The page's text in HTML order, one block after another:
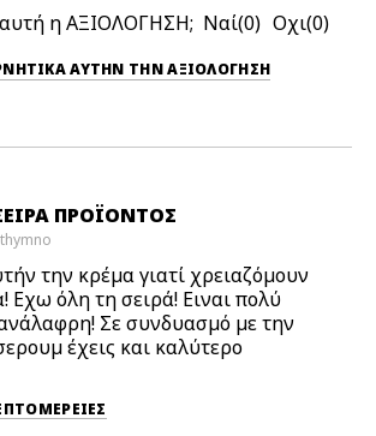
η ΑΞΙΟΛΟΓΗΣΗ; 0 0
ΕΠΙΣΗΜΆΝΕΤΕ ΑΡΝΗΤΙΚΆ ΑΥΤΉΝ ΤΗΝ ΑΞΙΟΛΟΓΗΣΗ
ΠΡΟΪΌΝΤΟΣ
την κρέμα γιατί χρειαζόμουν
Εχω όλη τη σειρά! Ειναι πολύ
Σε συνδυασμό με την
έχεις και καλύτερο